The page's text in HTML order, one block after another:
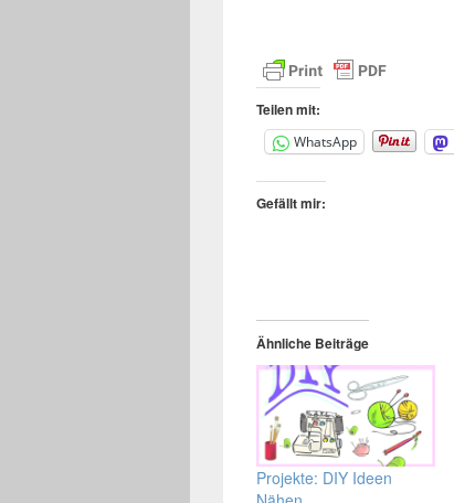
Teilen mit:
WhatsApp
Gefällt mir:
Ähnliche Beiträge
Projekte: DIY Ideen